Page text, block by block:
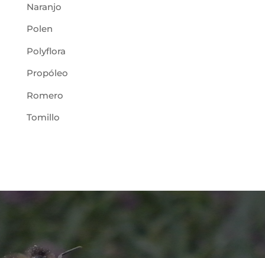
Naranjo
Polen
Polyflora
Propóleo
Romero
Tomillo